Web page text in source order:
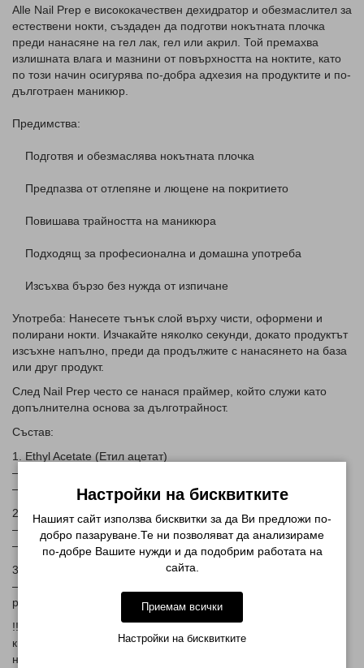
Alle Nail Prep е висококачествен дехидратор и обезмаслител за
естествени нокти, създаден да подготви нокътната плочка
преди нанасяне на гел лак, гел или акрил. Той премахва
излишната влага и мазнини от повърхността на ноктите, като
по този начин осигурява по-добра адхезия на продуктите и по-
дълготраен маникюр.
Предимства:
Подготвя и обезмаслява нокътната плочка
Предпазва от отлепяне и лющене на покритието
Повишава трайността на маникюра
Подходящ за професионална и домашна употреба
Изсъхва бързо без нужда от изпичане
Употреба: Нанесете тънък слой върху чисти, оформени и
полирани нокти. Изчакайте няколко секунди, докато продуктът
изсъхне напълно, преди да продължите с нанасянето на база
или друг продукт.
След Nail Prep често се нанася праймер , който служи като
допълнителна основа за дълготрайност.
Състав:
1. Ethyl Acetate (Етил ацетат)
– Разтворител, който премахва мазнини и излишна влага
– Помага на продукта да изсъхне бързо
2.
Isopropyl Alcohol (Изопропилов алкохол)
– Дезинфекцира и обезмаслява повърхността
– Изпарява се бързо
3. Butyl Acetate / Isobutyl Acetate
– Летливи органични съединения, също използвани като
разтворители
!!!Важно:
Alle Nail Prepне е праймер– той не съдържа
киселини (като метакрилова киселина), която се намират в
някои праймери.
Настройки на бисквитките
Нашият сайт използва бисквитки за да Ви предложи по-
добро пазаруване.Те ни позволяват да анализираме
по-добре Вашите нужди и да подобрим работата на
сайта.
Приемам всички
Настройки на бисквитките